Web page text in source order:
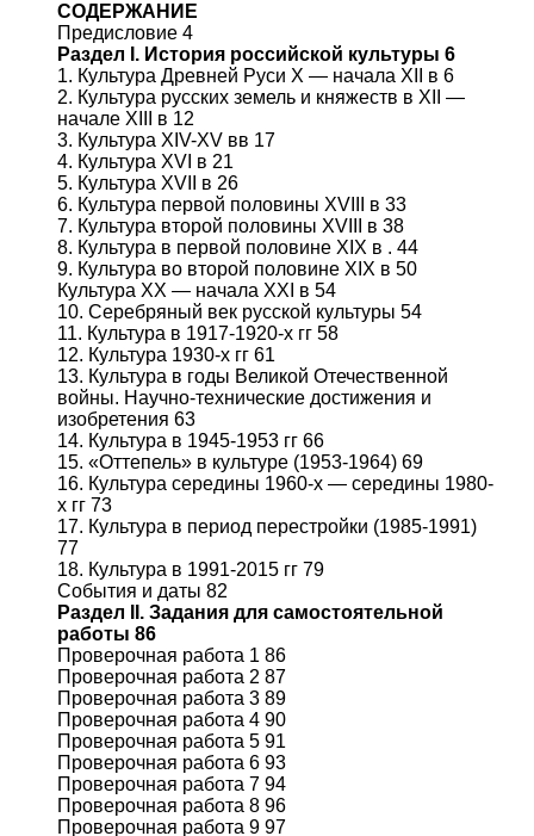
СОДЕРЖАНИЕ
Предисловие 4
Раздел I. История российской культуры 6
1. Культура Древней Руси X — начала XII в 6
2. Культура русских земель и княжеств в XII —
начале XIII в 12
3. Культура XIV-XV вв 17
4. Культура XVI в 21
5. Культура XVII в 26
6. Культура первой половины XVIII в 33
7. Культура второй половины XVIII в 38
8. Культура в первой половине XIX в . 44
9. Культура во второй половине XIX в 50
Культура XX — начала XXI в 54
10. Серебряный век русской культуры 54
11. Культура в 1917-1920-х гг 58
12. Культура 1930-х гг 61
13. Культура в годы Великой Отечественной
войны. Научно-технические достижения и
изобретения 63
14. Культура в 1945-1953 гг 66
15. «Оттепель» в культуре (1953-1964) 69
16. Культура середины 1960-х — середины 1980-
х гг 73
17. Культура в период перестройки (1985-1991)
77
18. Культура в 1991-2015 гг 79
События и даты 82
Раздел II. Задания для самостоятельной
работы 86
Проверочная работа 1 86
Проверочная работа 2 87
Проверочная работа 3 89
Проверочная работа 4 90
Проверочная работа 5 91
Проверочная работа 6 93
Проверочная работа 7 94
Проверочная работа 8 96
Проверочная работа 9 97